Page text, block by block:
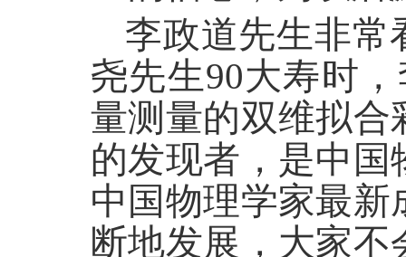
李政道先生非常
尧先生90大寿时
量测量的双维拟合
的发现者，是中
中国物理学家最
断地发展，大家